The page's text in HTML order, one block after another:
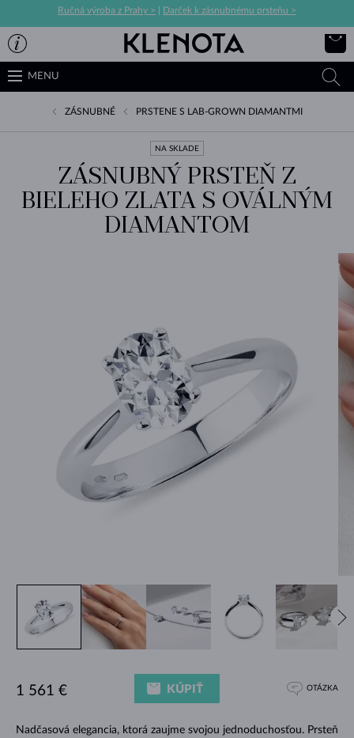
Ručná výroba z Prahy > Darček k zásnubnému prsteňu >
MENU
ZÁSNUBNÉ PRSTENE S LAB-GROWN DIAMANTMI
NA SKLADE
ZÁSNUBNÝ PRSTEŇ Z
BIELEHO ZLATA S OVÁLNÝM
DIAMANTOM
Nadčasová elegancia, ktorá zaujme svojou jednoduchosťou. Prsteň
1 561 € KÚPIŤ OTÁZKA